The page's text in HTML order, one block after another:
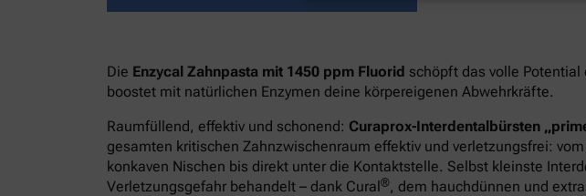
Die Enzycal Zahnpasta mit 1450 ppm Fluorid schöpft das volle
boostet mit natürlichen Enzymen deine körpereigenen Abwehrkräfte.
Raumfüllend, effektiv und schonend: Curaprox-Interdentalbürsten
gesamten kritischen Zahnzwischenraum effektiv und verletzungsfrei:
konkaven Nischen bis direkt unter die Kontaktstelle. Selbst kleinste
Verletzungsgefahr behandelt – dank Cural®, dem hauchdünnen und